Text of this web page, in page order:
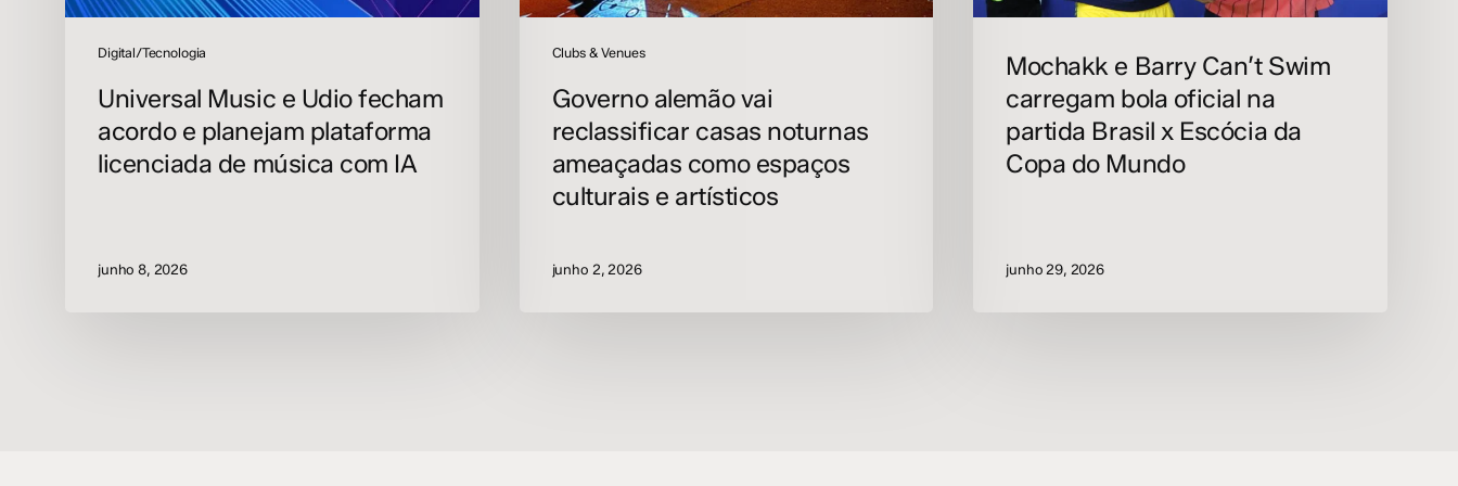
Digital/Tecnologia
Universal Music e Udio fecham
acordo e planejam plataforma
licenciada de música com IA
junho 8, 2026
Clubs & Venues
Governo alemão vai
reclassificar casas noturnas
ameaçadas como espaços
culturais e artísticos
junho 2, 2026
Copa
Mundo
Mochakk e Barry Can’t Swim
carregam bola oficial na
partida Brasil x Escócia da
Copa do Mundo
junho 29, 2026